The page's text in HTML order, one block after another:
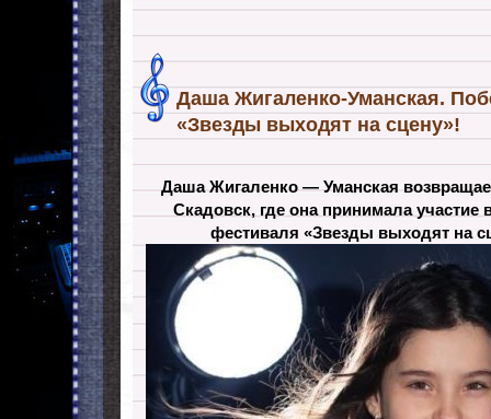
Даша Жигаленко-Уманская.
«Звезды выходят на сцену»!
Даша Жигаленко — Уманская
Скадовск, где она принимала участие
фестиваля «Звезды выходят на